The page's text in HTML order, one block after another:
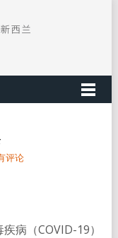
评论
病（COVID-19）